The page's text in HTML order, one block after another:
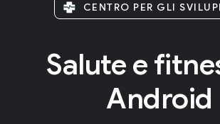
CENTRO PER GLI
Salute e
Android